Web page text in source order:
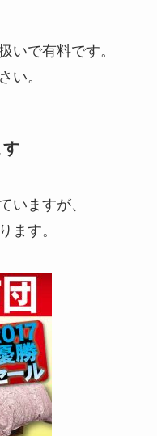
いで有料です。
い。
す
いますが、
ます。